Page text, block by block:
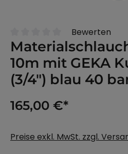
Durchschnittliche Bewertung
Bewerten
10m mit GEKA
(3/4") blau 40
165,00 €*
Preise exkl. MwSt. zzgl.